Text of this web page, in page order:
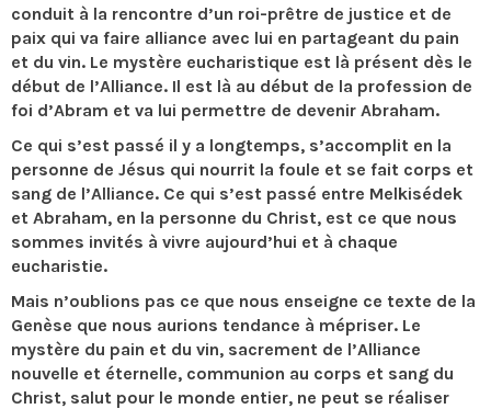
conduit à la rencontre d’un roi-prêtre de justice et de
paix qui va faire alliance avec lui en partageant du pain
et du vin. Le mystère eucharistique est là présent dès le
début de l’Alliance. Il est là au début de la profession de
foi d’Abram et va lui permettre de devenir Abraham.
Ce qui s’est passé il y a longtemps, s’accomplit en la
personne de Jésus qui nourrit la foule et se fait corps et
sang de l’Alliance. Ce qui s’est passé entre Melkisédek
et Abraham, en la personne du Christ, est ce que nous
sommes invités à vivre aujourd’hui et à chaque
eucharistie.
Mais n’oublions pas ce que nous enseigne ce texte de la
Genèse que nous aurions tendance à mépriser. Le
mystère du pain et du vin, sacrement de l’Alliance
nouvelle et éternelle, communion au corps et sang du
Christ, salut pour le monde entier, ne peut se réaliser